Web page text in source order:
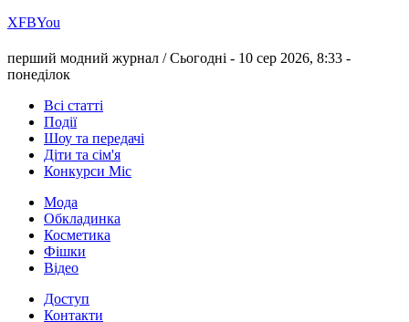
ХFBYou
перший модний журнал /Сьогодні - 10 сер 2026, 8:33 -
понеділок
Всі статті
Події
Шоу та передачі
Діти та сім'я
Конкурси Міс
Мода
Обкладинка
Косметика
Фішки
Відео
Доступ
Контакти